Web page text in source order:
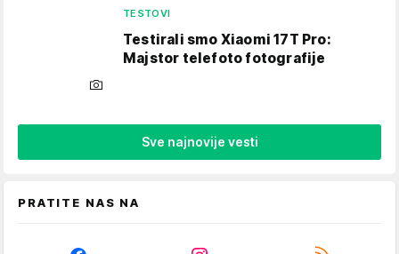
TESTOVI
Testirali smo Xiaomi 17T Pro:
Majstor telefoto fotografije
Sve najnovije vesti
PRATITE NAS NA